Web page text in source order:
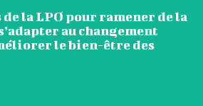
la LPO pour ramener de la
au changement
le bien-être des